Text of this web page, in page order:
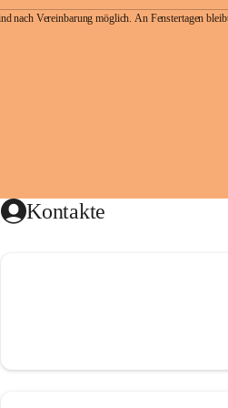
nach Vereinbarung möglich. An Fenstertagen
Kontakte